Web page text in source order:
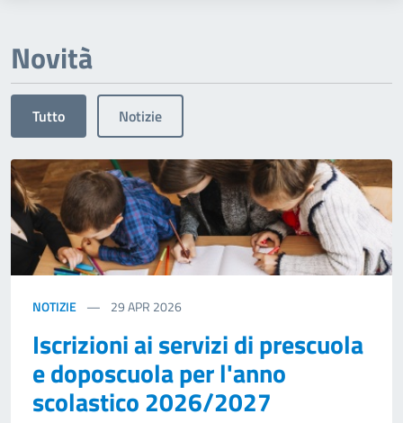
Novità
Tutto Notizie
NOTIZIE 29APR 2026
Iscrizioni ai servizi di prescuola
e doposcuola per l'anno
scolastico 2026/2027